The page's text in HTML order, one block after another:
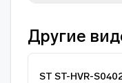
Другие
ST ST-HVR-